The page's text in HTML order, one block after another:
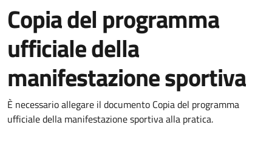
Copia del programma
ufficiale della
manifestazione sportiva
È necessario allegare il documento Copia del programma
ufficiale della manifestazione sportiva alla pratica.